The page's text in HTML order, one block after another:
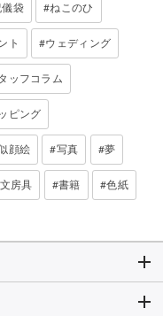
儀袋 ねこのひ
ト ウェディング
ッフコラム
ピング
顔絵 写真 夢
文房具 書籍 色紙